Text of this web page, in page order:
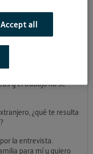
de profesión. Un
las startups
importante de
punto de vista del
y el trabajo no se
¿qué te resulta
la entrevista.
para mí y quiero
Accept all